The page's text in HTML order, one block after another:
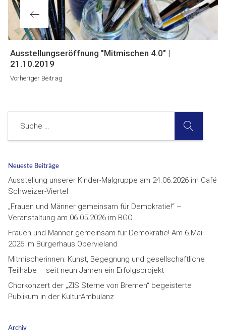
Vorheriger
Beitrag
Ausstellungseröffnung "Mitmischen 4.0" |
21.10.2019
Vorheriger Beitrag
Neueste Beiträge
Ausstellung unserer Kinder-Malgruppe am 24.06.2026 im Café
Schweizer-Viertel
„Frauen und Männer gemeinsam für Demokratie!“ –
Veranstaltung am 06.05.2026 im BGO
Frauen und Männer gemeinsam für Demokratie! Am 6.Mai
2026 im Bürgerhaus Obervieland
Mitmischerinnen: Kunst, Begegnung und gesellschaftliche
Teilhabe – seit neun Jahren ein Erfolgsprojekt
Chorkonzert der „ZIS Sterne von Bremen“ begeisterte
Publikum in der KulturAmbulanz
Archiv